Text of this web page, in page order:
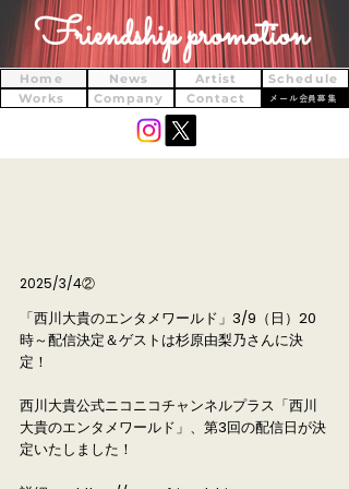
Friendship promotion
Home Artist
Schedule
Works
Contact
Company
News
メール会員募集
2025/3/4②
「西川大貴のエンタメワールド」3/9（日）20
時～配信決定＆ゲストは杉原由梨乃さんに決
定！
西川大貴公式ニコニコチャンネルプラス「西川
大貴のエンタメワールド」、第3回の配信日が決
定いたしました！